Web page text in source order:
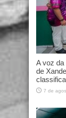
A voz da
de
7 de